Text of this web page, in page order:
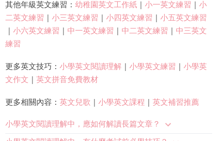
其他年級英文練習： 幼稚園英文工作紙｜ 小一英文練習
小
二英文練習
小三英文練習 小四英文練習
小五英文練習
小六英文練習 中一英文練習 中二英文練習
中三英文
練習
更多英文技巧： 小學英文閱讀理解｜ 小學英文練習
小學英
文作文
英文拼音免費教材
更多相關內容： 英文兒歌 小學英文課程 英文補習推薦
小學英文閱讀理解中，應如何解讀長篇文章？